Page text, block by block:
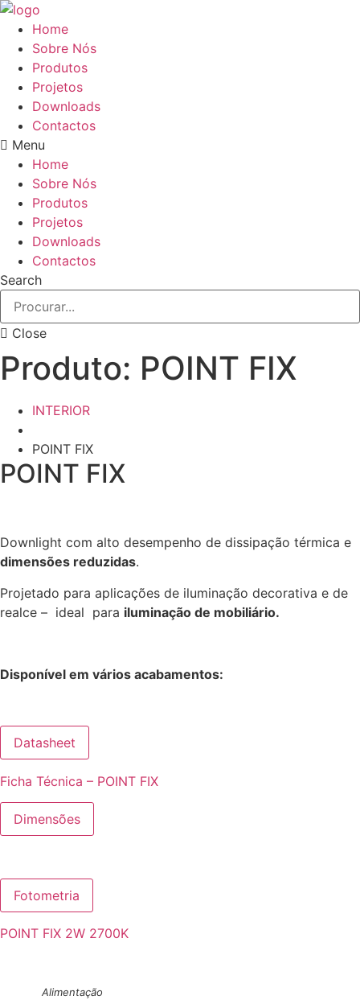
Pular
para
conteúdo
Home
Sobre Nós
Produtos
Projetos
Downloads
Contactos
Menu
Home
Sobre Nós
Produtos
Projetos
Downloads
Contactos
Search
Close
Produto: POINT FIX
INTERIOR
POINT FIX
POINT FIX
Downlight com alto desempenho de dissipação térmica e
dimensões reduzidas.
Projetado para aplicações de iluminação decorativa e de
realce – ideal para iluminação de mobiliário.
Disponível em vários acabamentos:
Datasheet
Ficha Técnica – POINT FIX
Dimensões
Fotometria
POINT FIX 2W 2700K
Alimentação